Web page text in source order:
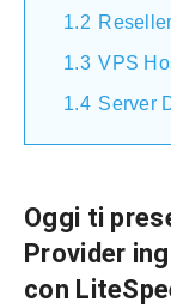
1.2
1.3 VPS
1.4 Server
Oggi ti
Provider
con